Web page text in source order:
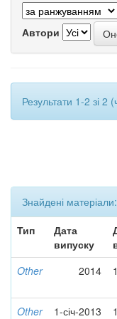
Автори
Результати 1-2 зі 2
Знайдені матеріали:
Тип
Дата
випуску
Other 2014
Other 1-січ-2013